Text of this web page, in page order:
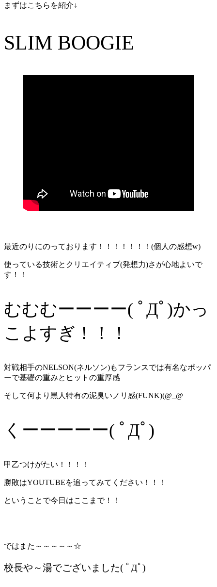
まずはこちらを紹介↓
SLIM BOOGIE
最近のりにのっております！！！！！！！(個人の感想w)
使っている技術とクリエイティブ(発想力)さが心地よいで
す！！
むむむーーーー( ﾟДﾟ)かっ
こよすぎ！！！
対戦相手のNELSON(ネルソン)もフランスでは有名なポッパ
ーで基礎の重みとヒットの重厚感
そして何より黒人特有の泥臭いノリ感(FUNK)(@_@
くーーーーー( ﾟДﾟ)
甲乙つけがたい！！！！
勝敗はYOUTUBEを追ってみてください！！！
ということで今日はここまで！！
ではまた～～～～～☆
校長や～湯でございました( ﾟДﾟ)